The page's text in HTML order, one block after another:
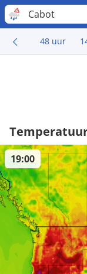
Cabot
48 uur
19:00